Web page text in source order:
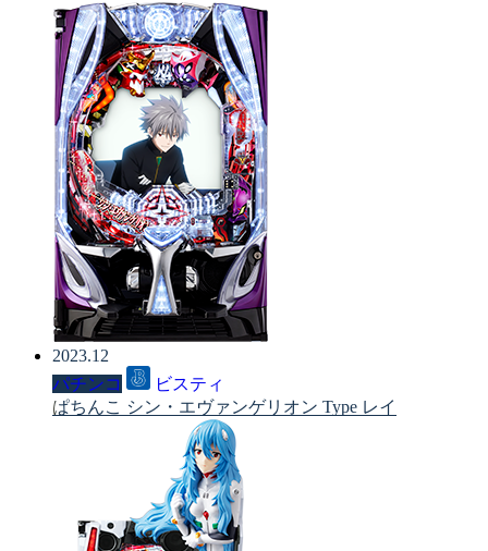
2023.12
パチンコ
ビスティ
ぱちんこ シン・エヴァンゲリオン Type レイ